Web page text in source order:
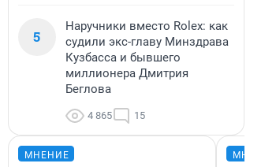
5
Наручники вместо Rolex: как
судили экс-главу Минздрава
Кузбасса и бывшего
миллионера Дмитрия
Беглова
4 865 15
МНЕНИЕ